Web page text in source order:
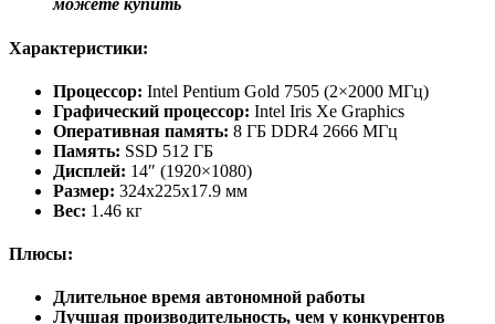
можете купить
Характеристики:
Процессор: Intel Pentium Gold 7505 (2×2000 МГц)
Графический процессор: Intel Iris Xe Graphics
Оперативная память: 8 ГБ DDR4 2666 МГц
Память: SSD 512 ГБ
Дисплей: 14″ (1920×1080)
Размер: 324x225x17.9 мм
Вес: 1.46 кг
Плюсы:
Длительное время автономной работы
Лучшая производительность, чем у конкурентов